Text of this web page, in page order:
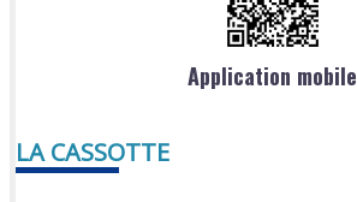
Application mobile
LA CASSOTTE